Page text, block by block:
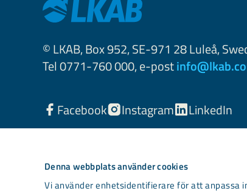
Denna webbplats använder cookies
Vi använder enhetsidentifierare för att anpassa
© LKAB, Box 952, SE-971 28 Luleå,
Tel 0771-760 000, e-post
Facebook Instagram LinkedIn